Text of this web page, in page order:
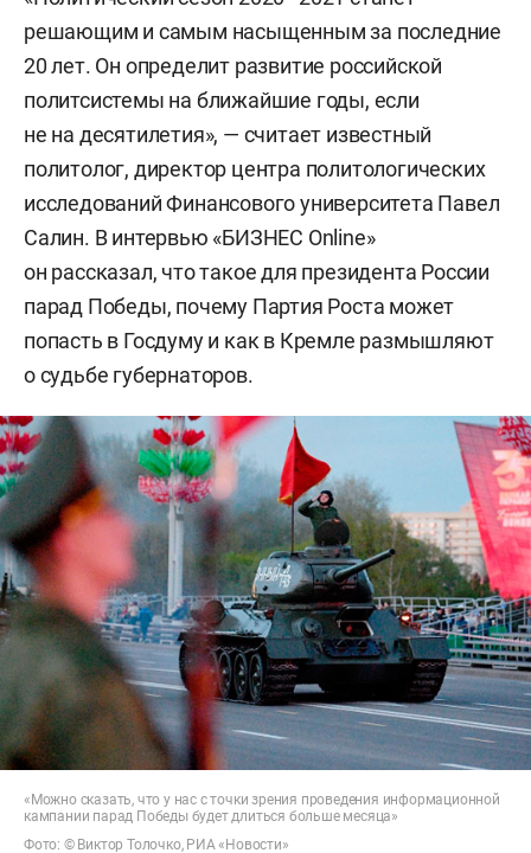
решающим и самым насыщенным за последние
20 лет. Он определит развитие российской
политсистемы на ближайшие годы, если
не на десятилетия», — считает известный
политолог, директор центра политологических
исследований Финансового университета Павел
Салин. В интервью «БИЗНЕС Online»
он рассказал, что такое для президента России
парад Победы, почему Партия Роста может
попасть в Госдуму и как в Кремле размышляют
о судьбе губернаторов.
«Можно сказать, что у нас с точки зрения проведения информационной
кампании парад Победы будет длиться больше месяца»
Фото: © Виктор Толочко, РИА «Новости»